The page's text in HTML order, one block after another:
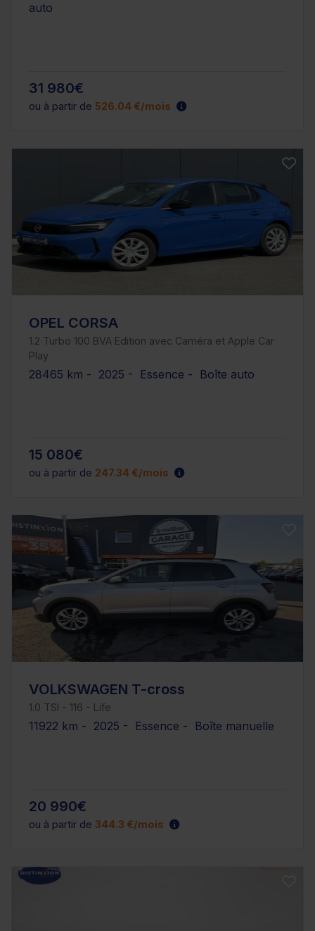
auto
31 980€
ou à partir de 526.04 €/mois
OPEL CORSA
1.2 Turbo 100 BVA Edition avec Caméra et Apple Car
Play
28465 km - 2025 - Essence - Boîte auto
15 080€
ou à partir de 247.34 €/mois
VOLKSWAGEN T-cross
1.0 TSI - 116 - Life
11922 km - 2025 - Essence - Boîte manuelle
20 990€
ou à partir de 344.3 €/mois